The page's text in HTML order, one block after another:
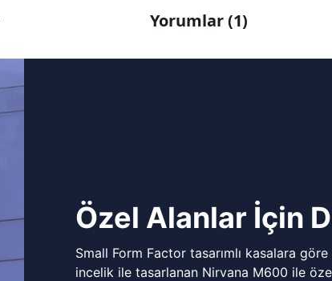
Yorumlar (1)
Özel Alanlar İçin
Small Form Factor tasarımlı kasalara
incelik ile tasarlanan Nirvana M600 ile